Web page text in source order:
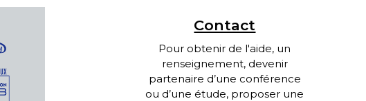
Contact
Pour obtenir de l'aide, un
renseignement, devenir
partenaire d’une conférence
ou d’une étude, proposer une